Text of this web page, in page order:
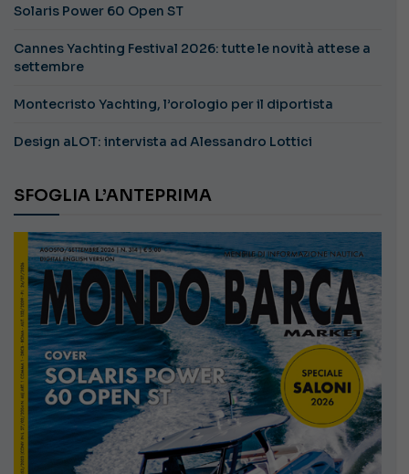
Solaris Power 60 Open ST
Cannes Yachting Festival 2026: tutte le novità attese a
settembre
Montecristo Yachting, l’orologio per il diportista
Design aLOT: intervista ad Alessandro Lottici
SFOGLIA L’ANTEPRIMA